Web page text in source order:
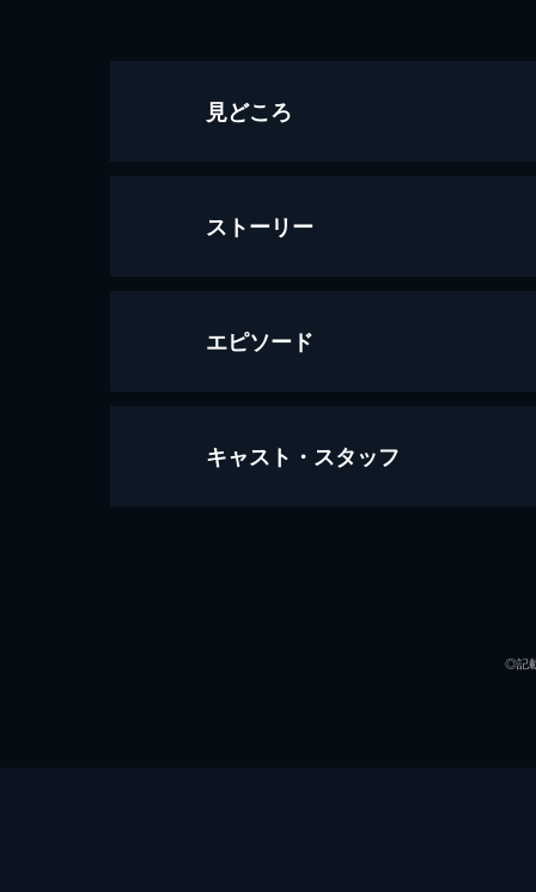
見どころ
ストーリー
エピソード
この世界の片隅に
キャスト・スタッフ
◎記